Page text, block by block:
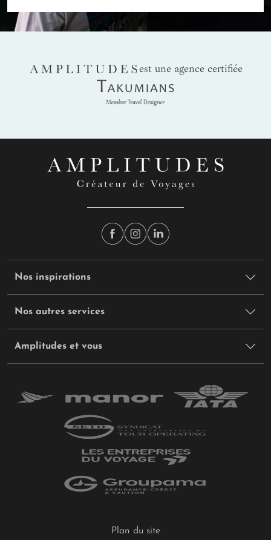
AMPLITUDES
est une agence certifiée
Takumians
Nos inspirations
Nos autres services
Amplitudes et vous
Plan du site